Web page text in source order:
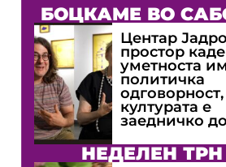
БОЦКАМЕ ВО
Центар
простор каде
уметноста
политичка
одговорност,
културата е
заедничко
НЕДЕЛЕН ТРН